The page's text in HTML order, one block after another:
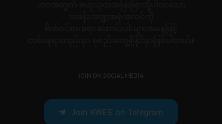
JOIN ON SOCIAL MEDIA
Join KWEE on Telegram